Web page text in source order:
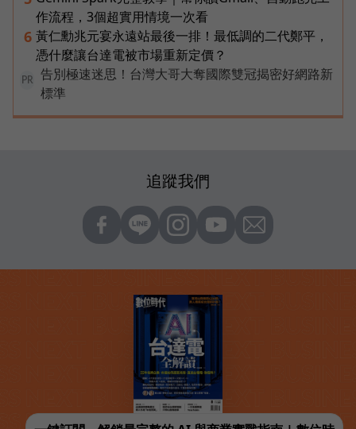
作流程，3個超實用情境一次看
6 黃仁勳兆元宴永遠站最後一排！最低調的二代鄭平，
憑什麼讓台達電被市場重新定價？
PR
告別極速迷思！台灣大哥大奪國際雙冠揭密好網路新
標準
追蹤我們